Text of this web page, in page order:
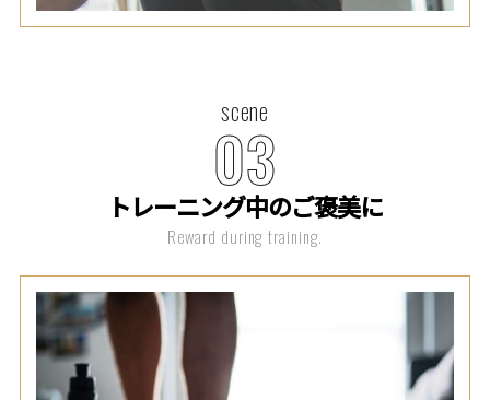
scene
03
トレーニング中のご褒美に
Reward during training.